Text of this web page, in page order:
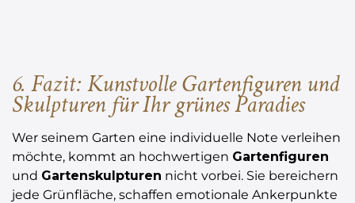
6. Fazit: Kunstvolle Gartenfiguren und
Skulpturen für Ihr grünes Paradies
Wer seinem Garten eine individuelle Note verleihen
möchte, kommt an hochwertigen Gartenfiguren
und Gartenskulpturen nicht vorbei. Sie bereichern
jede Grünfläche, schaffen emotionale Ankerpunkte